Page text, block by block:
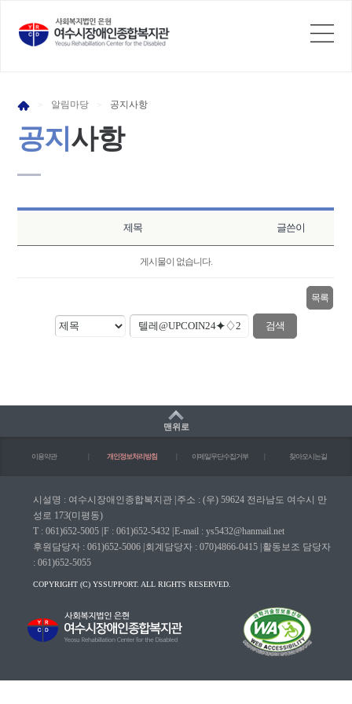
> 알림 마당 > 공지사항
공지 사항
제목 글쓴이
게시물이 없습니다.
목록
검색
맨위로
이용약관 개인정보처리방침 이메일무단수집거부 찾아오시는길
시설명 : 여수시장애인종합복지관 주소 : (우) 59624 전라남도 여수시 만
성로 173(미평동)
T : 061)652-5005 F : 061)652-5432 E-mail : ys5432@hanmail.net
후원담당자 : 061)652-5006 회계담당자 : 070)4866-0415 활동보조 담당자
: 061)652-5055
COPYRIGHT (C) YSSUPPORT. ALL RIGHTS RESERVED.
크(WA인증마크)